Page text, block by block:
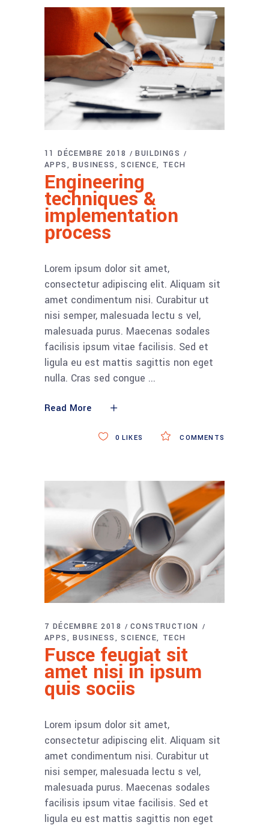
11 DÉCEMBRE 2018
BUILDINGS
APPS
BUSINESS SCIENCE TECH
Engineering
techniques &
implementation
process
Lorem ipsum dolor sit amet,
consectetur adipiscing elit. Aliquam sit
amet condimentum nisi. Curabitur ut
nisi semper, malesuada lectu s vel,
malesuada purus. Maecenas sodales
facilisis ipsum vitae facilisis. Sed et
ligula eu est mattis sagittis non eget
nulla. Cras sed congue
Read More
COMMENTS
0 LIKES
7 DÉCEMBRE 2018
CONSTRUCTION
APPS
BUSINESS SCIENCE TECH
Fusce feugiat sit
amet nisi in ipsum
quis sociis
Lorem ipsum dolor sit amet,
consectetur adipiscing elit. Aliquam sit
amet condimentum nisi. Curabitur ut
nisi semper, malesuada lectu s vel,
malesuada purus. Maecenas sodales
facilisis ipsum vitae facilisis. Sed et
ligula eu est mattis sagittis non eget